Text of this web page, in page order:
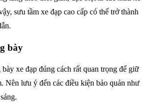
sưu tầm xe đạp cao cấp có thể trở thành
bày
xe đạp đúng cách rất quan trọng để giữ
Nên lưu ý đến các điều kiện bảo quản như